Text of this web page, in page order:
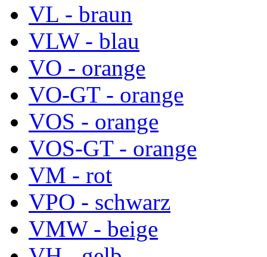
VL - braun
VLW - blau
VO - orange
VO-GT - orange
VOS - orange
VOS-GT - orange
VM - rot
VPO - schwarz
VMW - beige